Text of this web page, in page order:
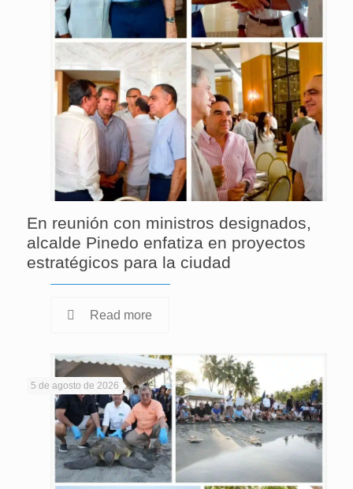
En reunión con ministros designados,
alcalde Pinedo enfatiza en proyectos
estratégicos para la ciudad
Read more
5 de agosto de 2026